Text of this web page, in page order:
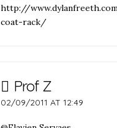
http://
coat-rack/
Prof Z
02/09/2011 AT 12:49